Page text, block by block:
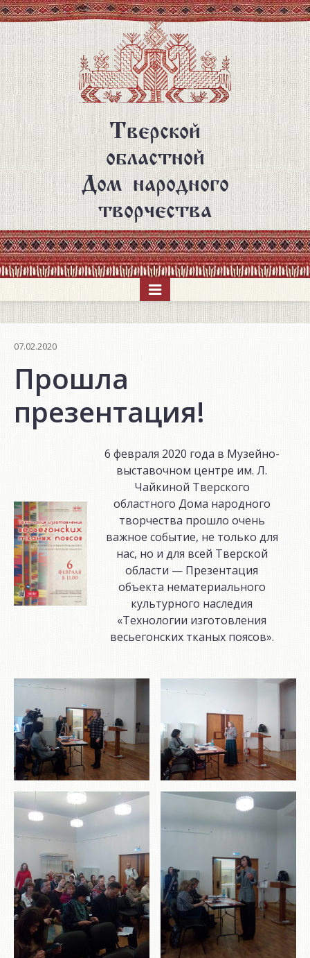
Перейти
к
основному
содержанию
Тверской
областной
Дом народного
творчества
07.02.2020
Прошла
презентация!
6 февраля 2020 года в Музейно-
выставочном центре им. Л.
Чайкиной Тверского
областного Дома народного
творчества прошло очень
важное событие, не только для
нас, но и для всей Тверской
области — Презентация
объекта нематериального
культурного наследия
«Технологии изготовления
весьегонских тканых поясов».